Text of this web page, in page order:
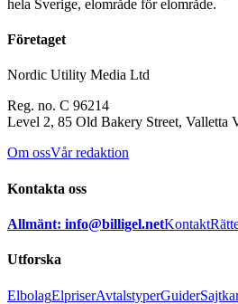
hela Sverige, elområde för elområde.
Företaget
Nordic Utility Media Ltd
Reg. no. C 96214
Level 2, 85 Old Bakery Street, Valletta
Om ossVår redaktion
Kontakta oss
Allmänt: info@billigel.netKontakt
Utforska
ElbolagElpriserAvtalstyperGuider